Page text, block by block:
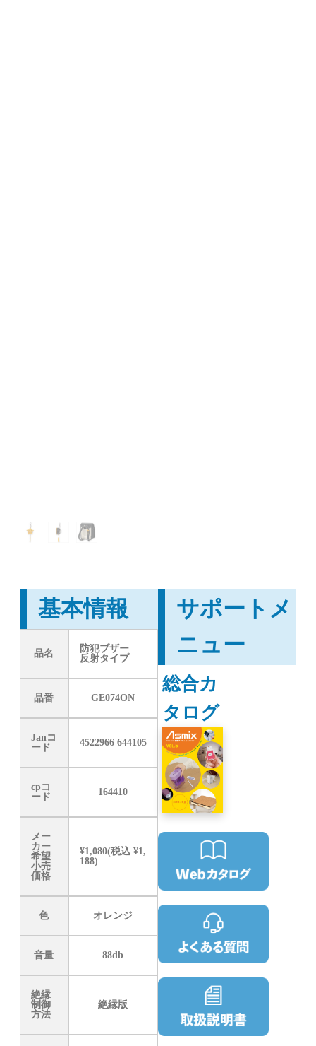
基本情報
品名
防犯ブザー
反射タイプ
品番 GE074ON
Janコ
ード
4522966 644105
cpコ
ード
164410
メー
カー
希望
小売
価格
¥1,080(税込 ¥1,
188)
色 オレンジ
音量 88db
絶縁
制御
方法
絶縁版
サポートメ
ニュー
総合カ
タログ